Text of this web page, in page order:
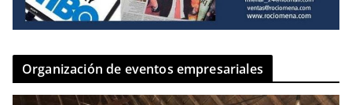
Organización de eventos empresariales